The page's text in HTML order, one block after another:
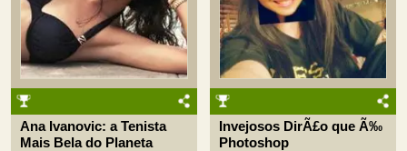
Ana Ivanovic: a Tenista
Mais Bela do Planeta
Invejosos DirÃ£o que Ã‰
Photoshop